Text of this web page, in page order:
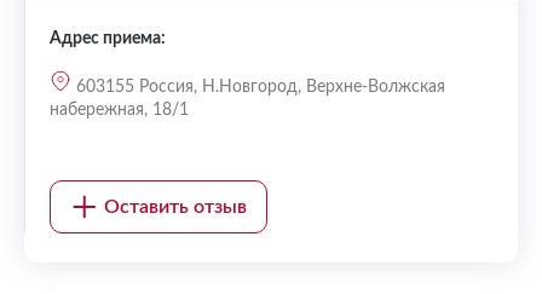
Адрес приема:
603155 Россия, Н.Новгород, Верхне-Волжская
набережная, 18/1
Оставить отзыв